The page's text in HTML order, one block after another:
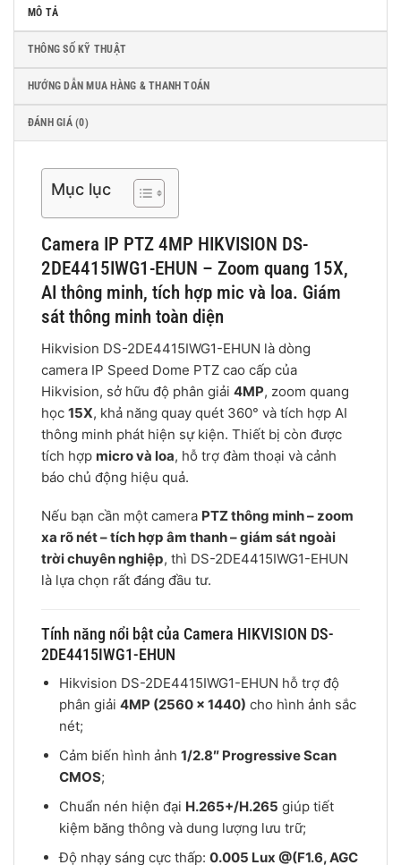
MÔ TẢ
THÔNG SỐ KỸ THUẬT
HƯỚNG DẪN MUA HÀNG & THANH TOÁN
ĐÁNH GIÁ (0)
Mục lục
Camera IP PTZ 4MP HIKVISION DS-
2DE4415IWG1-EHUN – Zoom quang 15X,
AI thông minh, tích hợp mic và loa. Giám
sát thông minh toàn diện
Hikvision DS-2DE4415IWG1-EHUN là dòng
camera IP Speed Dome PTZ cao cấp của
Hikvision, sở hữu độ phân giải 4MP, zoom quang
học 15X, khả năng quay quét 360° và tích hợp AI
thông minh phát hiện sự kiện. Thiết bị còn được
tích hợp micro và loa, hỗ trợ đàm thoại và cảnh
báo chủ động hiệu quả.
Nếu bạn cần một camera PTZ thông minh – zoom
xa rõ nét – tích hợp âm thanh – giám sát ngoài
trời chuyên nghiệp, thì DS-2DE4415IWG1-EHUN
là lựa chọn rất đáng đầu tư.
Tính năng nổi bật của Camera HIKVISION DS-
2DE4415IWG1-EHUN
Hikvision DS-2DE4415IWG1-EHUN hỗ trợ độ
phân giải 4MP (2560 × 1440) cho hình ảnh sắc
nét;
Cảm biến hình ảnh 1/2.8″ Progressive Scan
CMOS;
Chuẩn nén hiện đại H.265+/H.265 giúp tiết
kiệm băng thông và dung lượng lưu trữ;
Độ nhạy sáng cực thấp: 0.005 Lux @(F1.6, AGC